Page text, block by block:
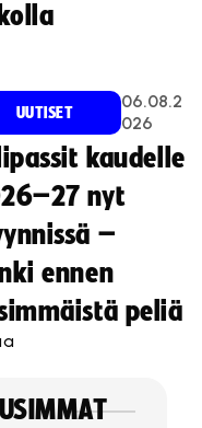
UUTISET
06.08.2
026
kaudelle
nyt
–
ennen
peliä